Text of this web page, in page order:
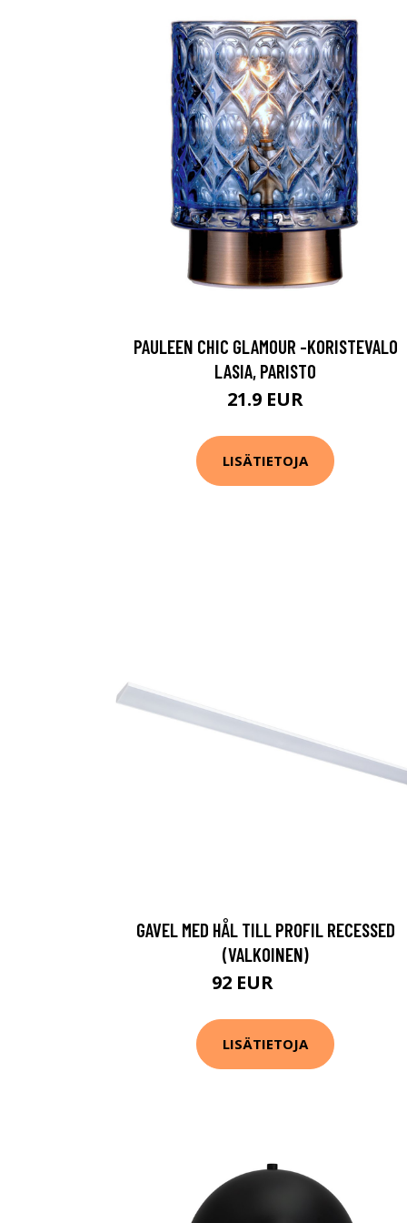
PAULEEN CHIC GLAMOUR -KORISTEVALO
LASIA, PARISTO
21.9 EUR
LISÄTIETOJA
GAVEL MED HÅL TILL PROFIL RECESSED
(VALKOINEN)
92 EUR
LISÄTIETOJA